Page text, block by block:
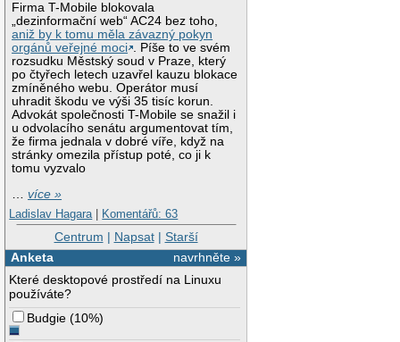
Firma T-Mobile blokovala
„dezinformační web“ AC24 bez toho,
aniž by k tomu měla závazný pokyn
orgánů veřejné moci . Píše to ve svém
rozsudku Městský soud v Praze, který
po čtyřech letech uzavřel kauzu blokace
zmíněného webu. Operátor musí
uhradit škodu ve výši 35 tisíc korun.
Advokát společnosti T-Mobile se snažil i
u odvolacího senátu argumentovat tím,
že firma jednala v dobré víře, když na
stránky omezila přístup poté, co ji k
tomu vyzvalo
…více »
Ladislav Hagara | Komentářů: 63
Centrum | Napsat| Starší
navrhněte »
Anketa
Které desktopové prostředí na Linuxu
používáte?
Budgie (10%)